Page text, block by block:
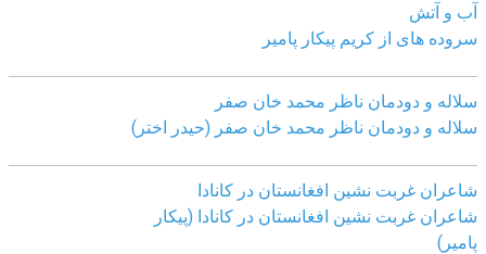
آب و آتش
سروده های از کریم پیکار پامیر
سلاله و دودمان ناظر محمد خان صفر
سلاله و دودمان ناظر محمد خان صفر (حیدر اختر)
شاعران غربت نشین افغانستان در کانادا
شاعران غربت نشین افغانستان در کانادا (پیکار
پامیر)